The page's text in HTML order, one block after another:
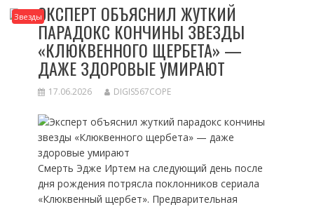
ЗвездыЭКСПЕРТ ОБЪЯСНИЛ ЖУТКИЙ
ПАРАДОКС КОНЧИНЫ ЗВЕЗДЫ
«КЛЮКВЕННОГО ЩЕРБЕТА» —
ДАЖЕ ЗДОРОВЫЕ УМИРАЮТ
17.06.2026 DIGIS567COPE
Смерть Эдже Иртем на следующий день после
дня рождения потрясла поклонников сериала
«Клюквенный щербет». Предварительная